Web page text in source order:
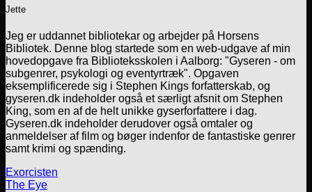
Jette
Jeg er uddannet bibliotekar og arbejder på Horsens
Bibliotek. Denne blog startede som en web-udgave af min
hovedopgave fra Biblioteksskolen i Aalborg: "Gyseren - om
subgenrer, psykologi og eventyrtræk". Opgaven
eksemplificerede sig i Stephen Kings forfatterskab, og
gyseren.dk indeholder også et særligt afsnit om Stephen
King, som en af de helt unikke gyserforfattere i dag.
Gyseren.dk indeholder derudover også omtaler og
anmeldelser af film og bøger indenfor de fantastiske genrer
samt krimi og spænding.
Exorcisten
The Eye